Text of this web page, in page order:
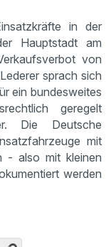
in der
Hauptstadt am
von
sprach sich
ein bundesweites
geregelt
Die Deutsche
mit
- also mit kleinen
werden